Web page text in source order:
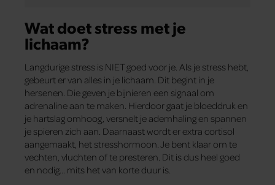
Wat doet stress met je
lichaam?
Langdurige stress is NIET goed voor je. Als je stress hebt,
gebeurt er van alles in je lichaam. Dit begint in je
hersenen. Die geven je bijnieren een signaal om
adrenaline aan te maken. Hierdoor gaat je bloeddruk en
je hartslag omhoog, versnelt je ademhaling en spannen
je spieren zich aan. Daarnaast wordt er extra cortisol
aangemaakt, het stresshormoon. Je bent klaar om te
vechten, vluchten of te presteren. Dit is dus heel goed
en nodig… mits het van korte duur is.